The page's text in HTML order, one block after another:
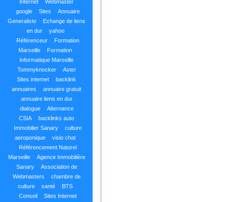
Internet
Webmaster
google
Sites
Annuaire
Generaliste
Echange de liens
en dur
yahoo
Référenceur
Formation
Marseille
Formation
Informatique Marseille
Tommyknocker
Aster
Sites internet
backlink
annuaires
annuaire gratuit
annuaire liens en dur
dialogue
Alternance
CSIA
backlinks auto
Immobilier Sanary
culture
aeroponique
visio chat
Référencement Naturel
Marseille
Agence Immobilière
Sanary
Association de
Webmasters
chambre de
culture
santé
BTS
Conseil
Sites Internet